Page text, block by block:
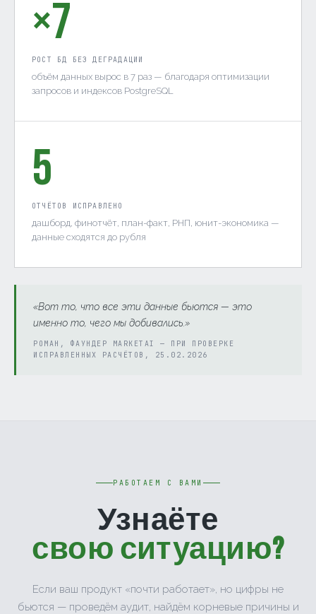
×7
РОСТ БД БЕЗ ДЕГРАДАЦИИ
объём данных вырос в 7 раз — благодаря оптимизации
запросов и индексов PostgreSQL
5
ОТЧЁТОВ ИСПРАВЛЕНО
дашборд, финотчёт, план-факт, РНП, юнит-экономика —
данные сходятся до рубля
«Вот то, что все эти данные бьются — это
именно то, чего мы добивались.»
РОМАН, ФАУНДЕР MARKETAI — ПРИ ПРОВЕРКЕ
ИСПРАВЛЕННЫХ РАСЧЁТОВ, 25.02.2026
РАБОТАЕМ С ВАМИ
Узнаёте
свою ситуацию?
Если ваш продукт «почти работает», но цифры не
бьются — проведём аудит, найдём корневые причины и